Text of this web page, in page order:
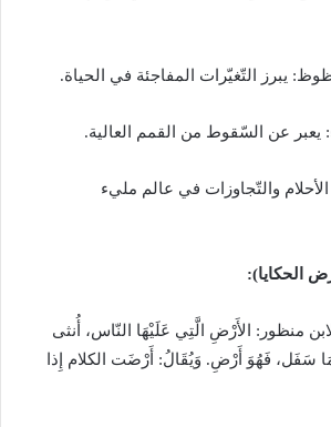
: يبرز التّغيّرات المفاجئة في الحياة.
: يعبر عن السّقوط من القمم العالية.
والتّجاوزات في عالم مليء
الحكايا):
منظور :
الأَرْضِ الَّتِي عَلَيْهَا النّاس، أُنثى
سَفَل، فَهُوَ أَرْضِ. وَيُقَالُ: أَرْضَت الكلام إِذا